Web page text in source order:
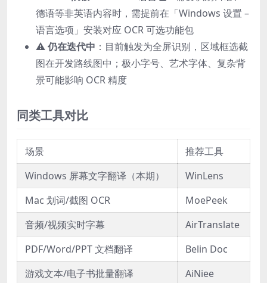
德语等非英语内容时，需提前在「Windows 设置 –
语言选项」安装对应 OCR 可选功能包
⚠️仍在迭代中 ：目前触发为全屏识别，区域框选截
图在开发路线图中；极小字号、艺术字体、复杂背
景可能影响 OCR 精度
同类工具对比
场景
推荐工具
Windows 屏幕文字翻译（本期）
WinLens
Mac 划词/截图 OCR
MoePeek
音频/视频实时字幕
AirTranslate
PDF/Word/PPT 文档翻译
Belin Doc
游戏文本/电子书批量翻译
AiNiee